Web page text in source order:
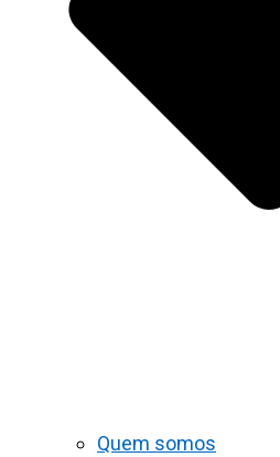
Quem somos